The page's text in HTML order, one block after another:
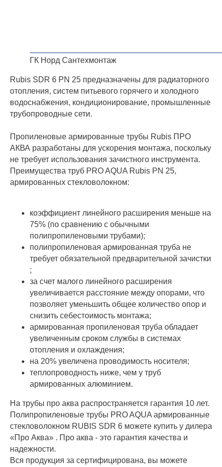
ГК Норд Сантехмонтаж
Rubis SDR 6 PN 25 предназначены для радиаторного
отопления, систем питьевого горячего и холодного
водоснабжения, кондиционирование, промышленные
трубопроводные сети.
Пропиленовые армированные трубы Rubis ПРО
АКВА разработаны для ускорения монтажа, поскольку
не требует использования зачистного инструмента.
Преимущества труб PRO AQUA Rubis PN 25,
армированных стекловолокном:
коэффициент линейного расширения меньше на
75% (по сравнению с обычными
полипропиленовыми трубами);
полипропиленовая армированная труба не
требует обязательной предварительной зачистки
;
за счет малого линейного расширения
увеличивается расстояние между опорами, что
позволяет уменьшить общее количество опор и
снизить себестоимость монтажа;
армированная пропиленовая труба обладает
увеличенным сроком службы в системах
отопления и охлаждения;
на 20% увеличена проводимость носителя;
теплопроводность ниже, чем у труб
армированных алюминием.
На трубы про аква распространяется гарантия 10 лет.
Полипропиленовые трубы PRO AQUA армированные
стекловолокном RUBIS SDR 6 можете купить у дилера
«Про Аква» . Про аква - это гарантия качества и
надежности.
Вся продукция за сертифицирована, вы можете